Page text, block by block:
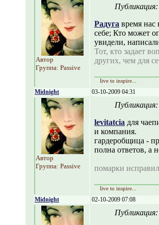
Автор
Группа: Passive
Радуга время нас
себе; Кто может
увидели,
Тот, кто задает
других, чем для
live to inspire...
Midnight 03-10-2009 04:31
Автор
Группа: Passive
levitatcia для
и компания.
гардеробщица -
полна ответов, а
помарки
live to inspire...
Midnight 02-10-2009 07:08